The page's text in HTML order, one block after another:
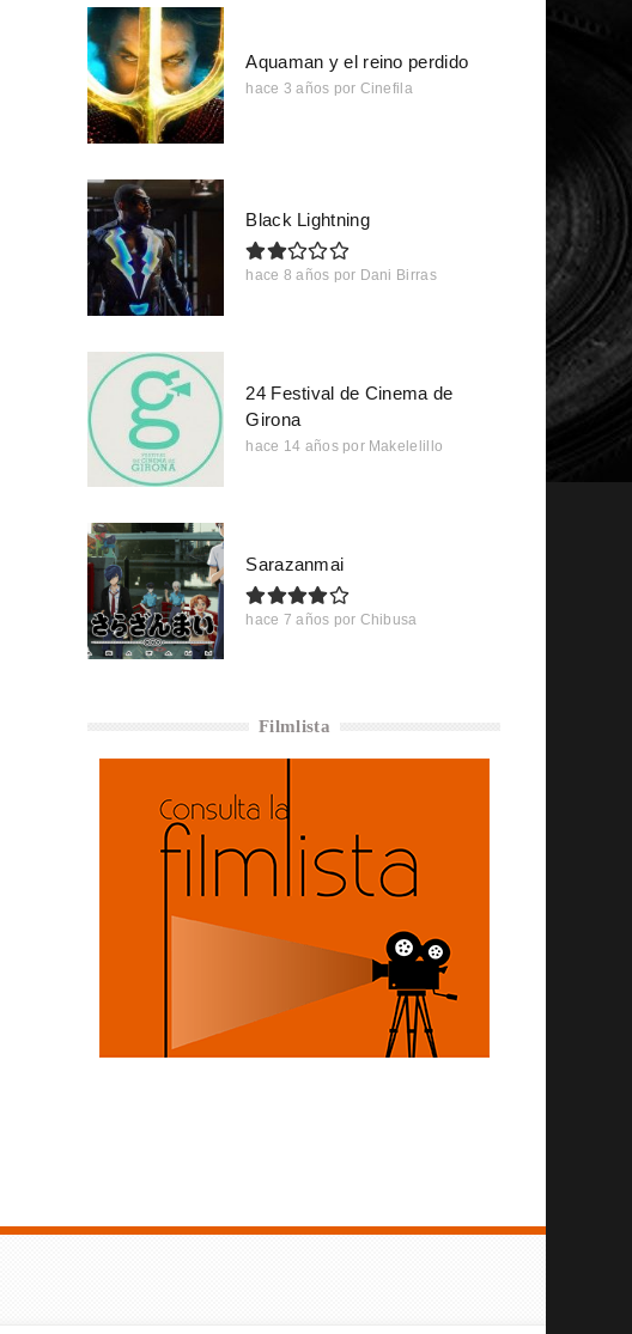
Aquaman y el reino perdido
hace 3 años por Cinefila
Black Lightning
hace 8 años por Dani Birras
24 Festival de Cinema de
Girona
hace 14 años por Makelelillo
Sarazanmai
hace 7 años por Chibusa
Filmlista